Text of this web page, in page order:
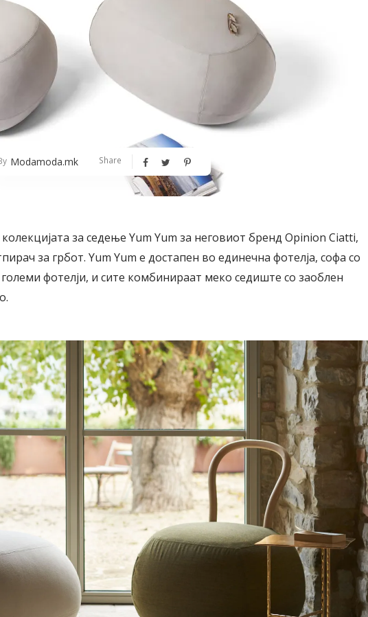
Modamoda.mk Share
за седење Yum Yum за неговиот бренд Opinion Ciatti,
за грбот. Yum Yum е достапен во единечна фотелја, софа со
фотелји, и сите комбинираат меко седиште со заоблен